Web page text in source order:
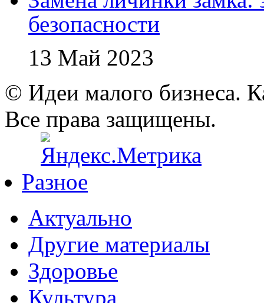
безопасности
13 Май 2023
© Идеи малого бизнеса.
Все права защищены.
Разное
Актуально
Другие материалы
Здоровье
Культура